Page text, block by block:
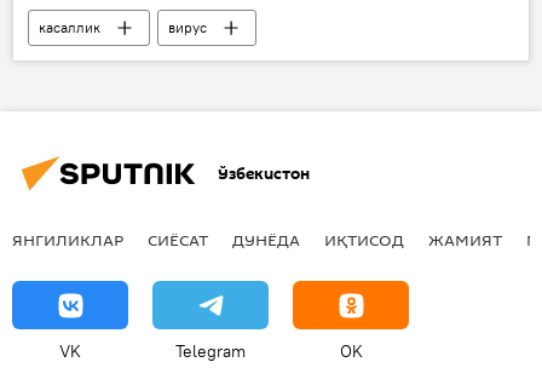
касаллик
вирус
COVID-19 умумжаҳон пандемияси
Ўзбекистон
ЯНГИЛИКЛАР СИЁСАТ ДУНЁДА ИҚТИСОД ЖАМИЯТ
VK Telegram OK